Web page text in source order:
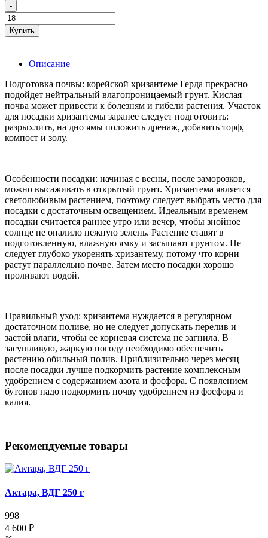
-
Купить
Описание
Подготовка почвы: корейской хризантеме Герда прекрасно
подойдет нейтральный влагопроницаемый грунт. Кислая
почва может привести к болезням и гибели растения. Участок
для посадки хризантемы заранее следует подготовить:
разрыхлить, на дно ямы положить дренаж, добавить торф,
компост и золу.
Особенности посадки: начиная с весны, после заморозков,
можно высаживать в открытый грунт. Хризантема является
светолюбивым растением, поэтому следует выбрать место для
посадки с достаточным освещением. Идеальным временем
посадки считается раннее утро или вечер, чтобы знойное
солнце не опалило нежную зелень. Растение ставят в
подготовленную, влажную ямку и засыпают грунтом. Не
следует глубоко укоренять хризантему, потому что корни
растут параллельно почве. Затем место посадки хорошо
проливают водой.
Правильный уход: хризантема нуждается в регулярном
достаточном поливе, но не следует допускать перелив и
застой влаги, чтобы ее корневая система не загнила. В
засушливую, жаркую погоду необходимо обеспечить
растению обильный полив. Приблизительно через месяц
после посадки лучше подкормить растение комплексным
удобрением с содержанием азота и фосфора. С появлением
бутонов надо подкормить почву удобрением из фосфора и
калия.
Рекомендуемые товары
Актара, ВДГ 250 г
998
4 600 ₽